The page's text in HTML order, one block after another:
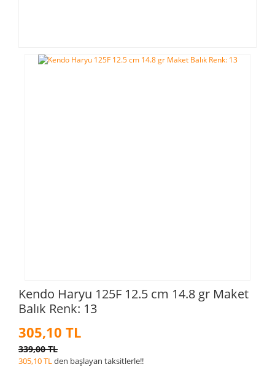
Kendo Haryu 125F 12.5 cm 14.8 gr Maket
Balık Renk: 13
305,10 TL
339,00 TL
305,10 TLden başlayan taksitlerle!!